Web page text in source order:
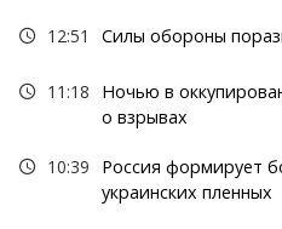
12:51 Силы обороны
11:18
Ночью в
о взрывах
10:39
Россия формирует
украинских пленных